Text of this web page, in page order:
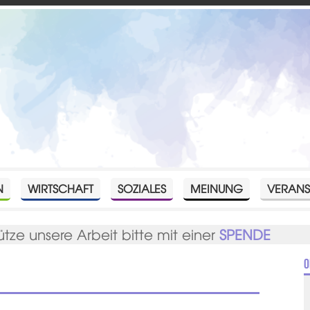
WIRTSCHAFT SOZIALES MEINUNG
unsere Arbeit bitte mit einerSPENDE